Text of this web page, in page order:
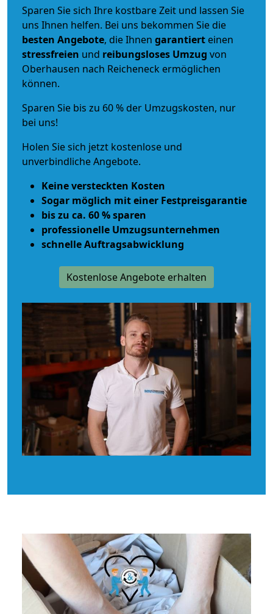
Sparen Sie sich Ihre kostbare Zeit und lassen Sie
uns Ihnen helfen. Bei uns bekommen Sie die
besten Angebote, die Ihnen garantiert einen
stressfreien und reibungsloses Umzug von
Oberhausen nach Reicheneck ermöglichen
können.
Sparen Sie bis zu 60 % der Umzugskosten, nur
bei uns!
Holen Sie sich jetzt kostenlose und
unverbindliche Angebote.
Keine versteckten Kosten
Sogar möglich mit einer Festpreisgarantie
bis zu ca. 60 % sparen
professionelle Umzugsunternehmen
schnelle Auftragsabwicklung
Kostenlose Angebote erhalten